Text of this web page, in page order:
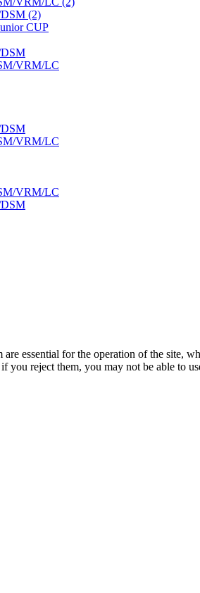
(2)
CUP
VRM/LC
VRM/LC
VRM/LC
essential for the operation of the site,
you reject them, you may not be able to